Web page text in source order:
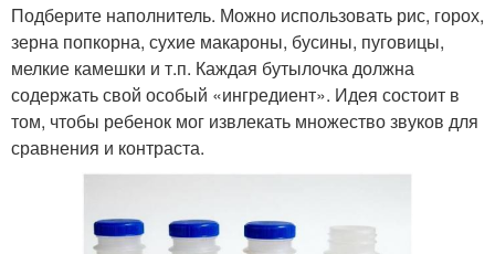
Подберите наполнитель. Можно использовать рис, горох,
зерна попкорна, сухие макароны, бусины, пуговицы,
мелкие камешки и т.п. Каждая бутылочка должна
содержать свой особый «ингредиент». Идея состоит в
том, чтобы ребенок мог извлекать множество звуков для
сравнения и контраста.